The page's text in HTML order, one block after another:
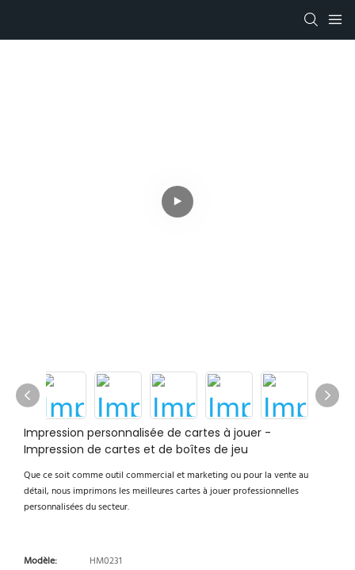
Impression personnalisée de cartes à jouer -
Impression de cartes et de boîtes de jeu
Que ce soit comme outil commercial et marketing ou pour la vente au
détail, nous imprimons les meilleures cartes à jouer professionnelles
personnalisées du secteur.
Modèle:
HM0231